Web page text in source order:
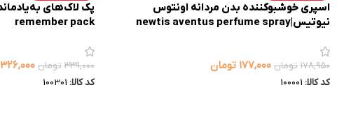
اسپری خوشبوکننده بدن مردانه اونتوس
نیوتیس|newtis aventus perfume spray
۱۷۸,۹۵۰ تومان ۱۷۷,۰۰۰ تومان
کد کالا: 100001
remember pack
۳۳۹,۰۰۰ تومان ۳۲۶,۰۰۰
کد کالا: 100301